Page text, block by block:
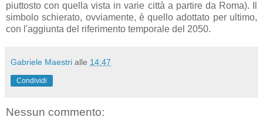
piuttosto con quella vista in varie città a partire da Roma). Il
simbolo schierato, ovviamente, è quello adottato per ultimo,
con l'aggiunta del riferimento temporale del 2050.
Gabriele Maestri alle 14:47
Condividi
Nessun commento: